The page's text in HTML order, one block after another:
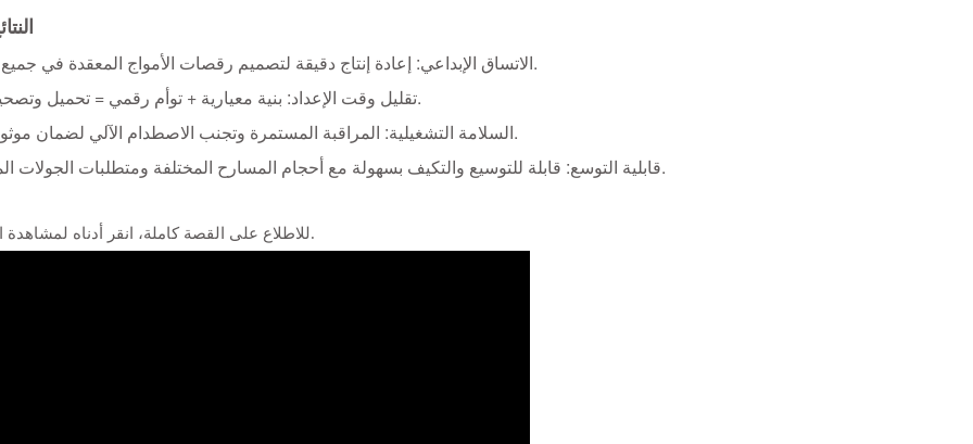
►الاتساق الإبداعي: ​​إعادة إنتاج دقيقة لتصميم رقصات الأمواج المعقدة في جميع العروض.
► تقليل وقت الإعداد: بنية معيارية + توأم رقمي = تحميل وتصحيح أسرع.
►السلامة التشغيلية: المراقبة المستمرة وتجنب الاصطدام الآلي لضمان موثوقية البث.
►قابلية التوسع: قابلة للتوسيع والتكيف بسهولة مع أحجام المسارح المختلفة ومتطلبات الجولات المستقبلية.
للاطلاع على القصة كاملة، انقر أدناه لمشاهدة الفيديو كاملاً.